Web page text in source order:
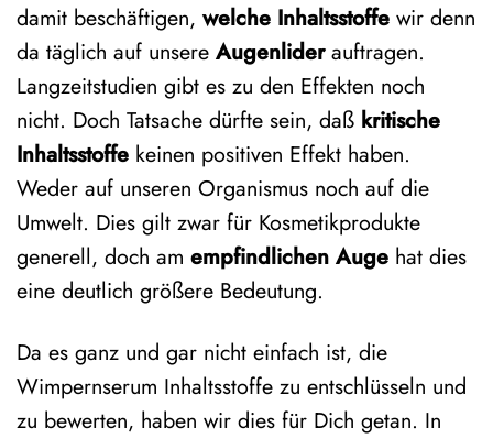
damit beschäftigen, welche Inhaltsstoffe wir denn
da täglich auf unsere Augenliderauftragen.
Langzeitstudien gibt es zu den Effekten noch
nicht. Doch Tatsache dürfte sein, daß kritische
Inhaltsstoffe keinen positiven Effekt haben.
Weder auf unseren Organismus noch auf die
Umwelt. Dies gilt zwar für Kosmetikprodukte
generell, doch am empfindlichen Auge hat dies
eine deutlich größere Bedeutung.
Da es ganz und gar nicht einfach ist, die
Wimpernserum Inhaltsstoffe zu entschlüsseln und
zu bewerten, haben wir dies für Dich getan. In